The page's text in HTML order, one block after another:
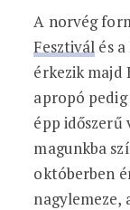
A norvég
Fesztivál és
érkezik
apropó pedig
épp időszerű
magunkba
októberben
nagylemeze,